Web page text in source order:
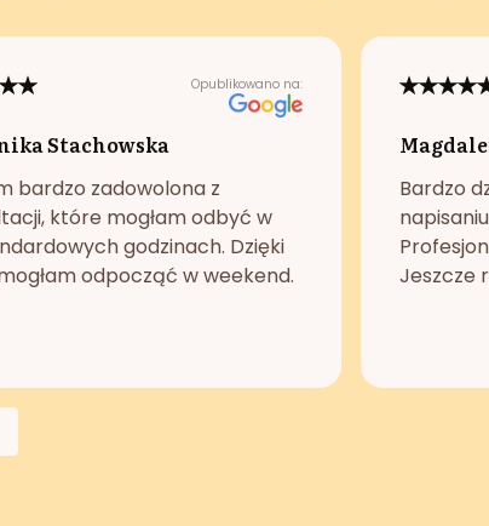
Opublikowano na:
Stachowska
bardzo zadowolona z
które mogłam odbyć w
godzinach. Dzięki
odpocząć w weekend.
Bardzo
Jeszcze